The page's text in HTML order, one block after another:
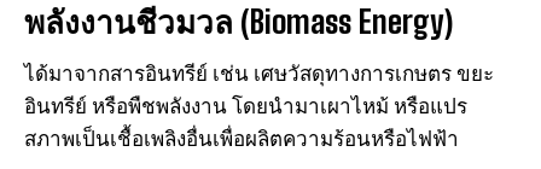
พลังงานชีวมวล (Biomass Energy)
ได้มาจากสารอินทรีย์ เช่น เศษวัสดุทางการเกษตร ขยะ
อินทรีย์ หรือพืชพลังงาน โดยนำมาเผาไหม้ หรือแปร
สภาพเป็นเชื้อเพลิงอื่นเพื่อผลิตความร้อนหรือไฟฟ้า